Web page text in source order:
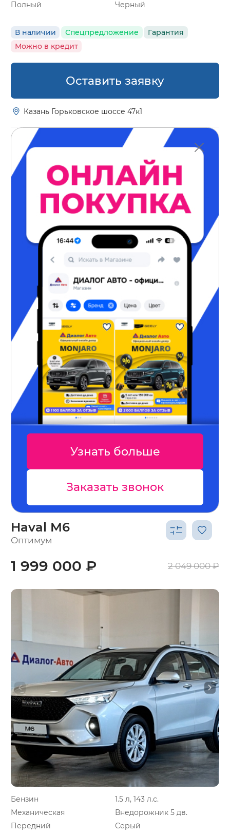
Полный Черный
В наличии Спецпредложение
Гарантия
Можно в кредит
Оставить заявку
Казань Горьковское шоссе 47к1
Узнать больше
Заказать звонок
Haval M6
Оптимум
Бензин
1.5 л, 143 л.с.
Механическая
Внедорожник 5 дв.
Передний
Серый
1 999 000 ₽ 2 049 000 ₽